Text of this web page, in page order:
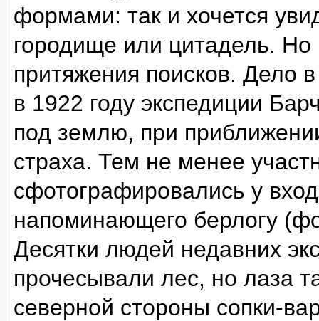
формами: так и хочется
городище или цитадель. Но
притяжения поисков. Дело
в 1922 году экспедиции
под землю, при
страха. Тем не менее
сфотографировались у
напоминающего берлогу
Десятки людей недавних
прочесывали лес, но лаза
северной стороны сопки-